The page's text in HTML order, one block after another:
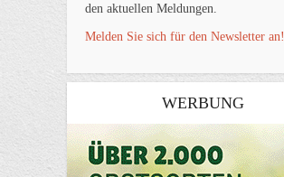
den aktuellen Meldungen.
Melden Sie sich für den Newsletter an!
WERBUNG